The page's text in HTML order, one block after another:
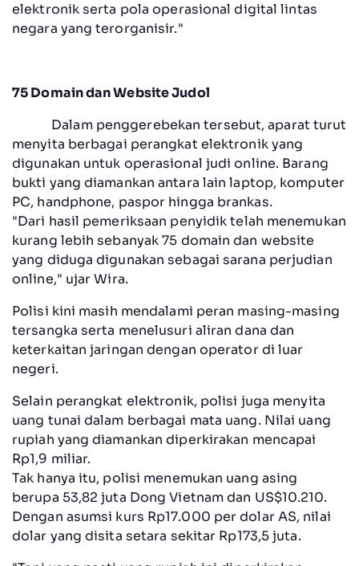
elektronik serta pola operasional digital lintas
negara yang terorganisir."
75 Domain dan Website Judol
Dalam penggerebekan tersebut, aparat turut
menyita berbagai perangkat elektronik yang
digunakan untuk operasional judi online. Barang
bukti yang diamankan antara lain laptop, komputer
PC, handphone, paspor hingga brankas.
"Dari hasil pemeriksaan penyidik telah menemukan
kurang lebih sebanyak 75 domain dan website
yang diduga digunakan sebagai sarana perjudian
online," ujar Wira.
Polisi kini masih mendalami peran masing-masing
tersangka serta menelusuri aliran dana dan
keterkaitan jaringan dengan operator di luar
negeri.
Selain perangkat elektronik, polisi juga menyita
uang tunai dalam berbagai mata uang. Nilai uang
rupiah yang diamankan diperkirakan mencapai
Rp1,9 miliar.
Tak hanya itu, polisi menemukan uang asing
berupa 53,82 juta Dong Vietnam dan US$10.210.
Dengan asumsi kurs Rp17.000 per dolar AS, nilai
dolar yang disita setara sekitar Rp173,5 juta.